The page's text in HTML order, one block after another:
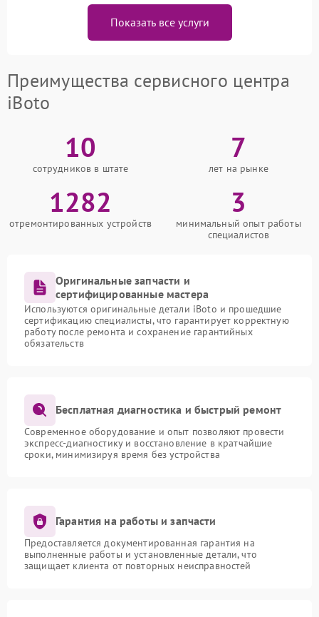
Показать все услуги
Преимущества сервисного центра
iBoto
10
сотрудников в штате
7
лет на рынке
1282
отремонтированных устройств
3
минимальный опыт работы
специалистов
Оригинальные запчасти и
сертифицированные мастера
Используются оригинальные детали iBoto и прошедшие
сертификацию специалисты, что гарантирует корректную
работу после ремонта и сохранение гарантийных
обязательств
Бесплатная диагностика и быстрый ремонт
Современное оборудование и опыт позволяют провести
экспресс-диагностику и восстановление в кратчайшие
сроки, минимизируя время без устройства
Гарантия на работы и запчасти
Предоставляется документированная гарантия на
выполненные работы и установленные детали, что
защищает клиента от повторных неисправностей